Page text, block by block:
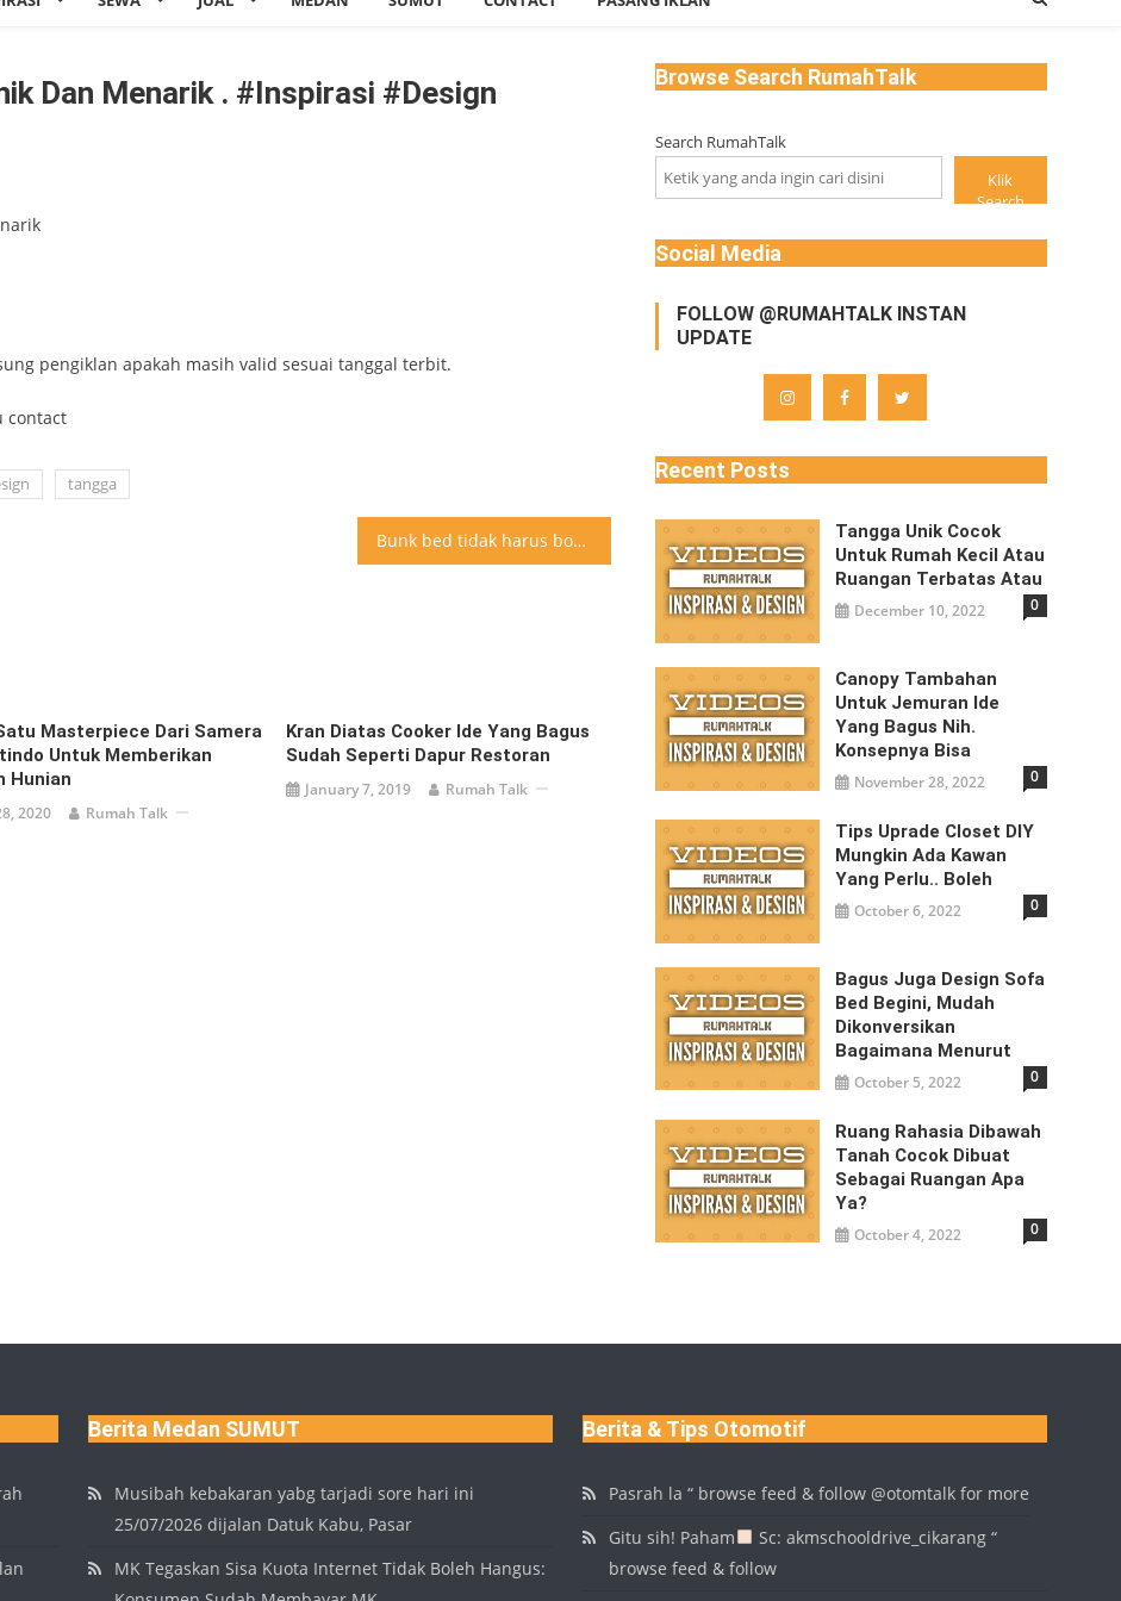
Dan Menarik . #inspirasi #design
pengiklan apakah masih valid sesuai tanggal terbit.
contact
tangga
Bunk bed tidak harus boring Coba lihat design bunk bed yang menarik ini
Masterpiece Dari Samera
Untuk Memberikan
Hunian
2020 Rumah Talk
Kran Diatas Cooker Ide Yang Bagus
Sudah Seperti Dapur Restoran
January 7, 2019 Rumah Talk
Browse Search RumahTalk
Search RumahTalk
Klik
Search
Social Media
FOLLOW @RUMAHTALK INSTAN
UPDATE
Recent Posts
Tangga Unik Cocok
Untuk Rumah Kecil Atau
Ruangan Terbatas Atau
December 10, 2022 0
Canopy Tambahan
Untuk Jemuran Ide
Yang Bagus Nih.
Konsepnya Bisa
November 28, 2022 0
Tips Uprade Closet DIY
Mungkin Ada Kawan
Yang Perlu.. Boleh
October 6, 2022 0
Bagus Juga Design Sofa
Bed Begini, Mudah
Dikonversikan
Bagaimana Menurut
October 5, 2022 0
Ruang Rahasia Dibawah
Tanah Cocok Dibuat
Sebagai Ruangan Apa
Ya?
October 4, 2022 0
Berita Medan SUMUT
Musibah kebakaran yabg tarjadi sore hari ini
25/07/2026 dijalan Datuk Kabu, Pasar
MK Tegaskan Sisa Kuota Internet Tidak Boleh Hangus:
Berita & Tips Otomotif
Pasrah la “ browse feed & follow @otomtalk for more
Gitu sih! Paham
Sc: akmschooldrive_cikarang “
browse feed & follow